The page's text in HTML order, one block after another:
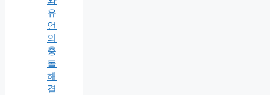
유
언
의
충
돌
해
결